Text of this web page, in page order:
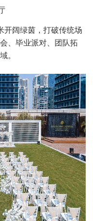
开阔绿茵，打破传统场
、毕业派对、团队拓
。